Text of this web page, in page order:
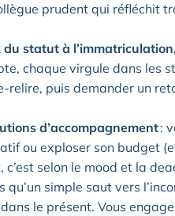
prudent qui réfléchit
statut à
chaque virgule dans les
relire, puis demander un
d’accompagnement:
ou exploser son budget
selon le mood et la
simple saut vers
le présent. Vous